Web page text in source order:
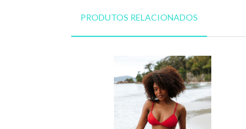
PRODUTOS RELACIONADOS